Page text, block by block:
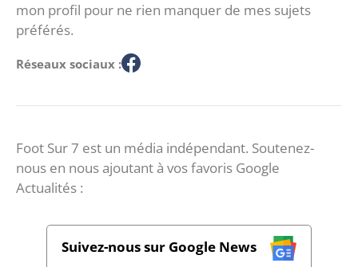
mon profil pour ne rien manquer de mes sujets
préférés.
Réseaux sociaux :
Foot Sur 7 est un média indépendant. Soutenez-
nous en nous ajoutant à vos favoris Google
Actualités :
Suivez-nous sur Google News